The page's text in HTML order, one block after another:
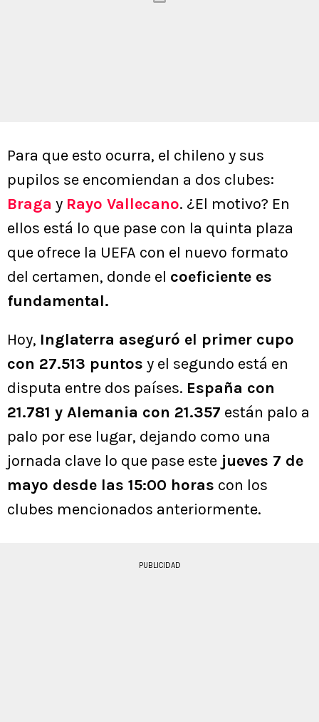
Para que esto ocurra, el chileno y sus
pupilos se encomiendan a dos clubes:
Braga y Rayo Vallecano. ¿El motivo? En
ellos está lo que pase con la quinta plaza
que ofrece la UEFA con el nuevo formato
del certamen, donde el coeficiente es
fundamental.
Hoy, Inglaterra aseguró el primer cupo
con 27.513 puntos y el segundo está en
disputa entre dos países. España con
21.781 y Alemania con 21.357 están palo a
palo por ese lugar, dejando como una
jornada clave lo que pase este jueves 7 de
mayo desde las 15:00 horas con los
clubes mencionados anteriormente.
PUBLICIDAD